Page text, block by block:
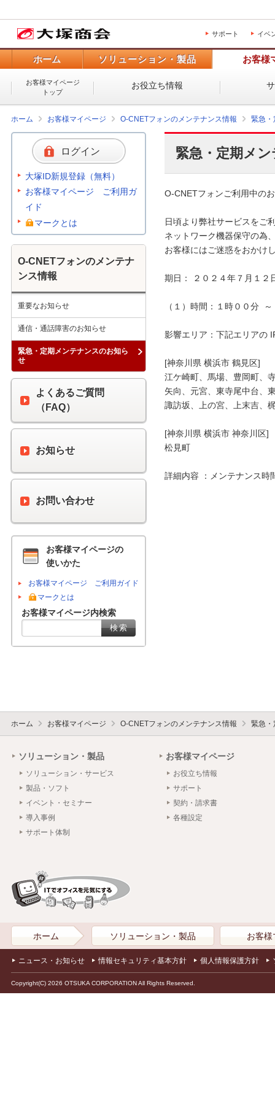
サポート イベ
ホーム ソリューション・製品 お客様
お客様マイページ
トップ
お役立ち情報
ホーム お客様マイページ O-CNETフォンのメンテナンス情報 緊急・
緊急・定期メ
O-CNETフォンご利用中の
日頃より弊社サービスをご
ネットワーク機器保守の為
お客様にはご迷惑をおかけ
期日： ２０２４年７月１２
（１）時間：１時００分
影響エリア：下記エリアの
[神奈川県 横浜市 鶴見区]
江ケ崎町、馬場、豊岡町、
矢向、元宮、東寺尾中台、
諏訪坂、上の宮、上末吉、
[神奈川県 横浜市 神奈川区]
松見町
詳細内容 ：メンテナンス時
ログイン
大塚ID新規登録（無料）
お客様マイページ ご利用ガ
イド
マークとは
O-CNETフォンのメンテナ
ンス情報
重要なお知らせ
通信・通話障害のお知らせ
緊急・定期メンテナンスのお知ら
せ
よくあるご質問
（FAQ）
お知らせ
お問い合わせ
お客様マイページの
使いかた
お客様マイページ ご利用ガイド
マークとは
お客様マイページ内検索
ホーム お客様マイページ O-CNETフォンのメンテナンス情報 緊急・
ソリューション・製品
ソリューション・サービス
製品・ソフト
イベント・セミナー
導入事例
サポート体制
お客様マイページ
お役立ち情報
サポート
契約・請求書
各種設定
ホーム ソリューション・製品 お客様
ニュース・お知らせ 情報セキュリティ基本方針 個人情報保護方針
Copyright(C) 2026 OTSUKA CORPORATION All Rights Reserved.